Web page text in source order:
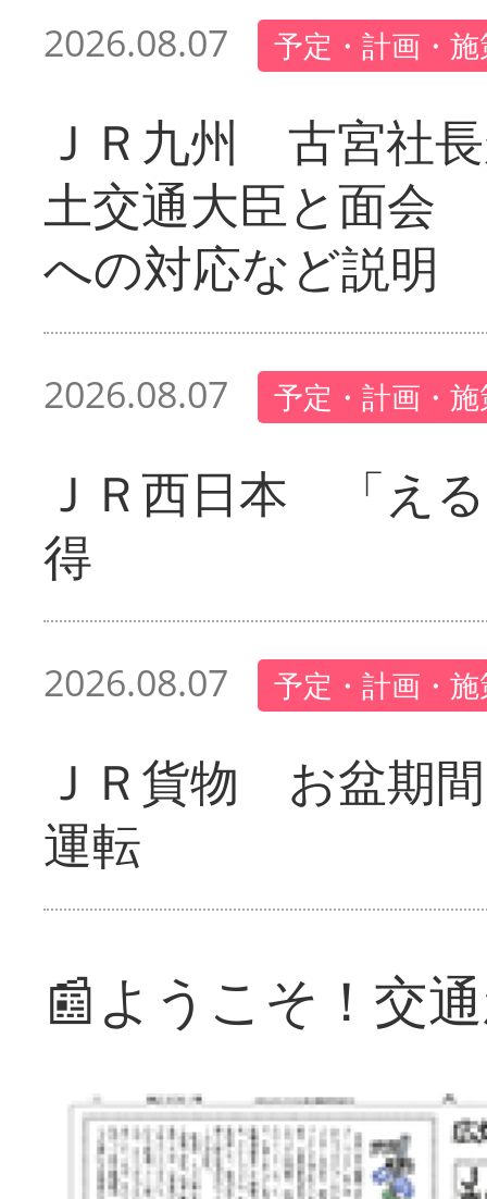
2026.08.07 予定・計画・
ＪＲ九州 古宮社
土交通大臣と面会
への対応など説明
2026.08.07 予定・計画・
ＪＲ西日本 「え
得
2026.08.07 予定・計画・
ＪＲ貨物 お盆期
運転
📰ようこそ！交